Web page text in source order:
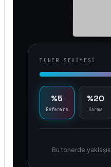
TONER SEVIYESI
%5
Referans
%20
Karma
Bu tonerde yaklaşık